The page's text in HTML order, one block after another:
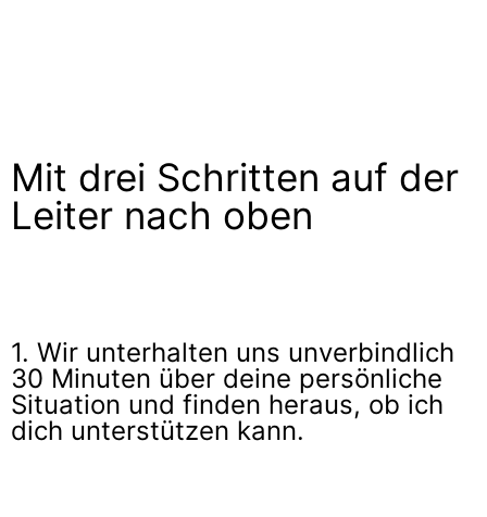
Mit drei Schritten auf der
Leiter nach oben
1. Wir unterhalten uns unverbindlich
30 Minuten über deine persönliche
Situation und finden heraus, ob ich
dich unterstützen kann.